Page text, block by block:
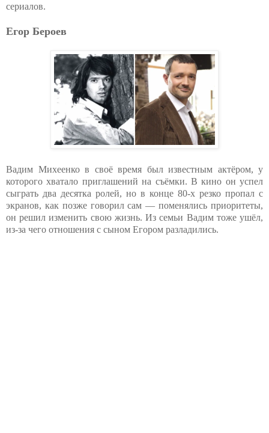
сериалов.
Егор Бероев
Вадим Михеенко в своё время был известным актёром, у
которого хватало приглашений на съёмки. В кино он успел
сыграть два десятка ролей, но в конце 80-х резко пропал с
экранов, как позже говорил сам — поменялись приоритеты,
он решил изменить свою жизнь. Из семьи Вадим тоже ушёл,
из-за чего отношения с сыном Егором разладились.